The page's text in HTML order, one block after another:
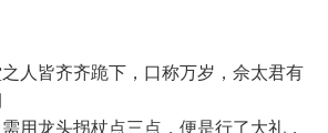
皆齐齐跪下，口称万岁，佘太君有
用龙头拐杖点三点，便是行了大礼，